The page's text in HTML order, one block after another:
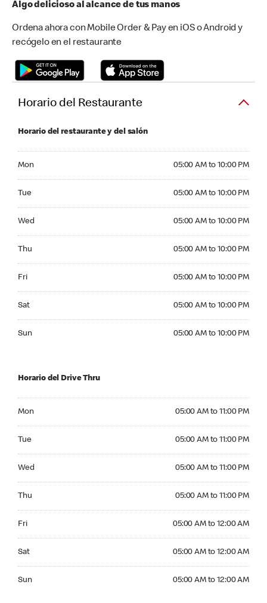
Algo delicioso al alcance de tus manos
Ordena ahora con Mobile Order & Pay en iOS o Android y
recógelo en el restaurante
Horario del Restaurante
Horario del restaurante y del salón
Mon 05:00 AM to 10:00 PM
Tue 05:00 AM to 10:00 PM
Wed 05:00 AM to 10:00 PM
Thu 05:00 AM to 10:00 PM
Fri 05:00 AM to 10:00 PM
Sat 05:00 AM to 10:00 PM
Sun 05:00 AM to 10:00 PM
Horario del Drive Thru
Mon 05:00 AM to 11:00 PM
Tue 05:00 AM to 11:00 PM
Wed 05:00 AM to 11:00 PM
Thu 05:00 AM to 11:00 PM
Fri 05:00 AM to 12:00 AM
Sat 05:00 AM to 12:00 AM
Sun 05:00 AM to 12:00 AM